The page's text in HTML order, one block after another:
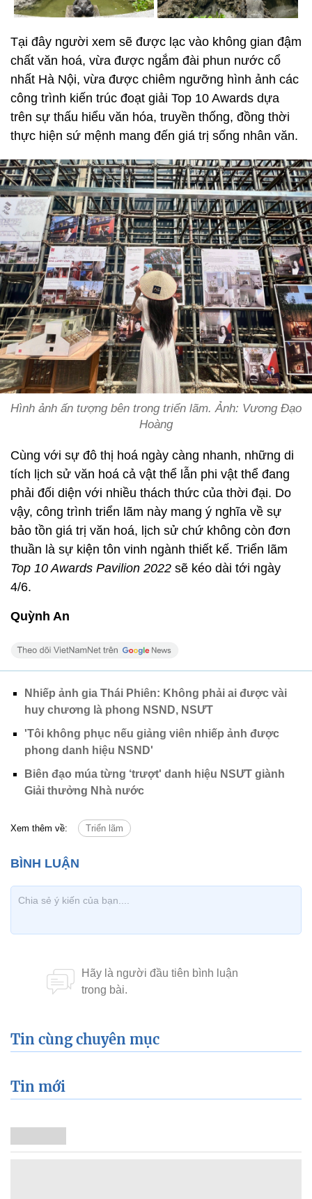
Tại đây người xem sẽ được lạc vào không gian đậm
chất văn hoá, vừa được ngắm đài phun nước cổ
nhất Hà Nội, vừa được chiêm ngưỡng hình ảnh các
công trình kiến trúc đoạt giải Top 10 Awards dựa
trên sự thấu hiểu văn hóa, truyền thống, đồng thời
thực hiện sứ mệnh mang đến giá trị sống nhân văn.
Hình ảnh ấn tượng bên trong triển lãm. Ảnh: Vương Đạo
Hoàng
Cùng với sự đô thị hoá ngày càng nhanh, những di
tích lịch sử văn hoá cả vật thể lẫn phi vật thể đang
phải đối diện với nhiều thách thức của thời đại. Do
vậy, công trình triển lãm này mang ý nghĩa về sự
bảo tồn giá trị văn hoá, lịch sử chứ không còn đơn
thuần là sự kiện tôn vinh ngành thiết kế. Triển lãm
Top 10 Awards Pavilion 2022 sẽ kéo dài tới ngày
4/6.
Quỳnh An
Nhiếp ảnh gia Thái Phiên: Không phải ai được vài
huy chương là phong NSND, NSƯT
'Tôi không phục nếu giảng viên nhiếp ảnh được
phong danh hiệu NSND'
Biên đạo múa từng ‘trượt' danh hiệu NSƯT giành
Giải thưởng Nhà nước
Xem thêm về: Triển lãm
Tin cùng chuyên mục
Tin mới